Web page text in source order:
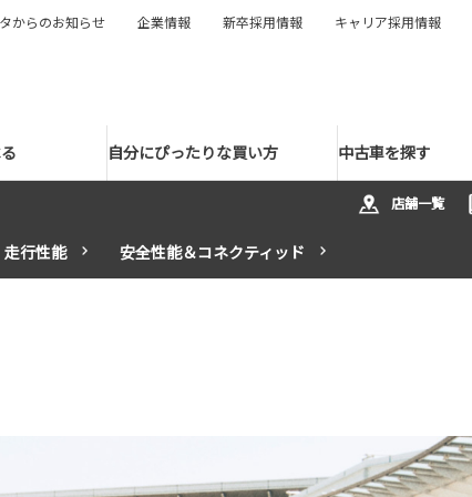
自分にぴったりな買い方 中古車を探す
からのお知らせ 企業情報 新卒採用情報 キャリア採用情報
店舗一覧
走行性能 安全性能＆コネクティッド